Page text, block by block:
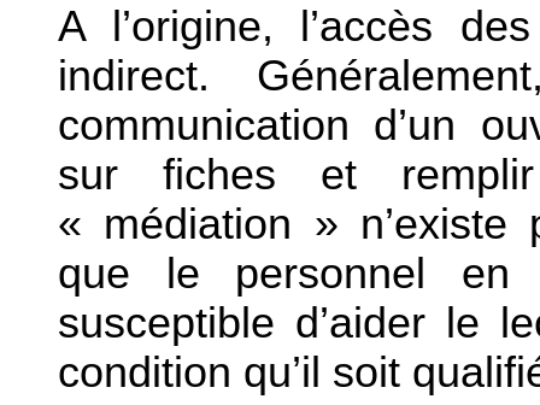
A l’origine, l’accès
indirect.
communication d’un
sur fiches et
« médiation »
que le personnel
susceptible d’aider le
condition qu’il soit